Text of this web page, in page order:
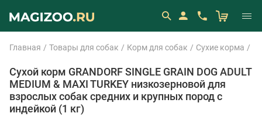
Главная Товары для собак Корм для собак Сухие корма
Сухой корм GRANDORF SINGLE GRAIN DOG ADULT
MEDIUM & MAXI TURKEY низкозерновой для
взрослых собак средних и крупных пород с
индейкой (1 кг)